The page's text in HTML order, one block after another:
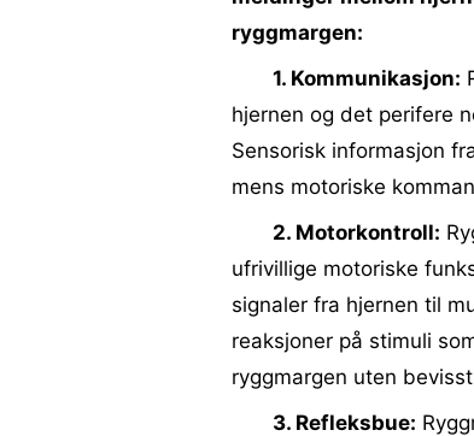
ryggmargen:
1. Kommunikasjon:
hjernen og det perifere
Sensorisk informasjon
mens motoriske
2. Motorkontroll:
ufrivillige motoriske
signaler fra hjernen til
reaksjoner på stimuli
ryggmargen uten
3. Refleksbue: